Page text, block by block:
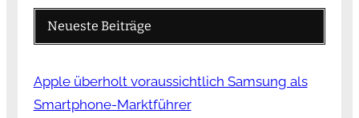
Neueste Beiträge
Apple überholt voraussichtlich Samsung als
Smartphone-Marktführer